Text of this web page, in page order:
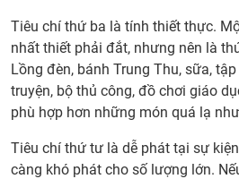
Tiêu chí thứ ba là tính thiết thực.
nhất thiết phải đắt, nhưng nên là
Lồng đèn, bánh Trung Thu, sữa,
truyện, bộ thủ công, đồ chơi giáo
phù hợp hơn những món quá lạ
Tiêu chí thứ tư là dễ phát tại sự
càng khó phát cho số lượng lớn.